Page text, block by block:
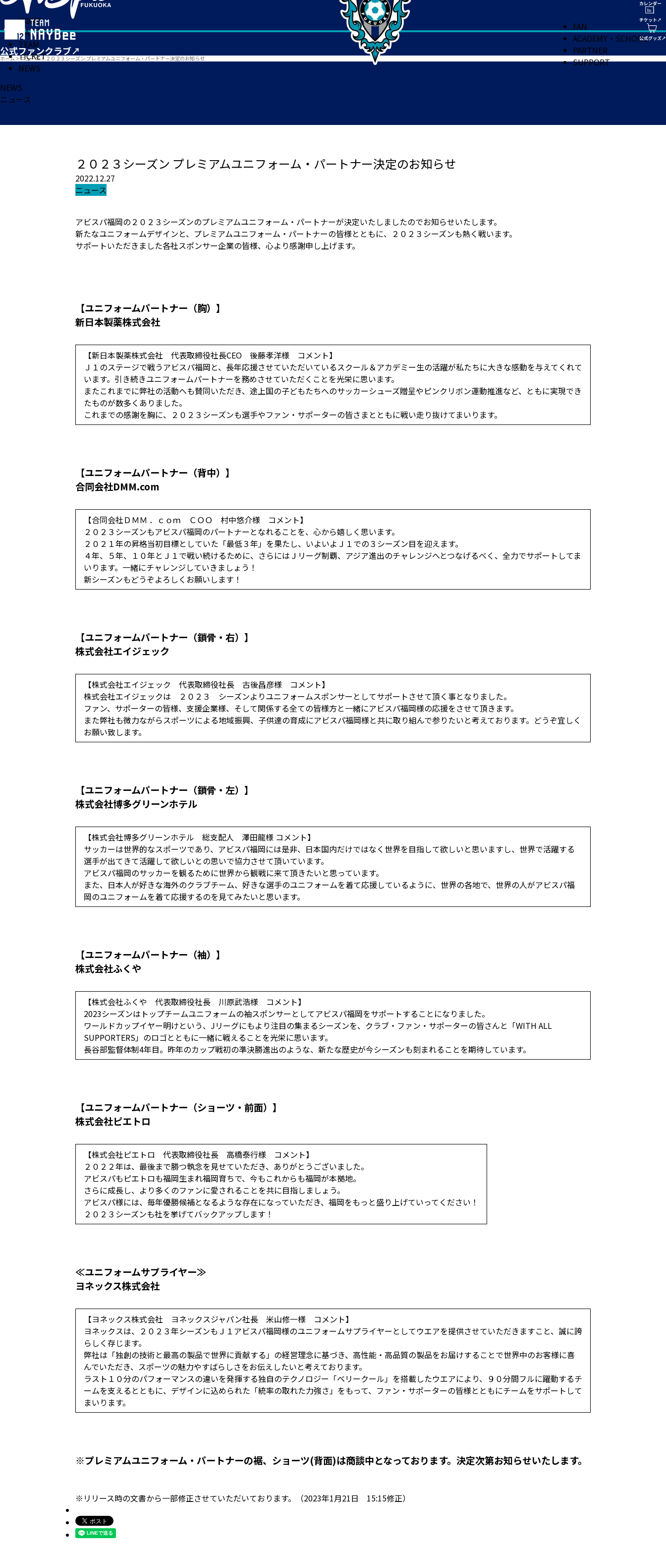
HOME
MATCH
TEAM
TICKET
NEWS
FAN
ACADEMY・SCHOOL
PARTNER
SUPPORT
ホーム > ニュース> ２０２３シーズン プレミアムユニフォーム・パートナー決定のお知らせ
NEWS
ニュース
２０２３シーズン プレミアムユニフォーム・パートナー決定のお知らせ
2022.12.27
ニュース
アビスパ福岡の２０２３シーズンのプレミアムユニフォーム・パートナーが決定いたしましたのでお知らせいたします。
新たなユニフォームデザインと、プレミアムユニフォーム・パートナーの皆様とともに、２０２３シーズンも熱く戦います。
サポートいただきました各社スポンサー企業の皆様、心より感謝申し上げます。
【ユニフォームパートナー（胸）】
新日本製薬株式会社
【新日本製薬株式会社 代表取締役社長CEO 後藤孝洋様 コメント】
Ｊ１のステージで戦うアビスパ福岡と、長年応援させていただいているスクール＆アカデミー生の活躍が私たちに大きな感動を与えてくれて
います。引き続きユニフォームパートナーを務めさせていただくことを光栄に思います。
またこれまでに弊社の活動へも賛同いただき、途上国の子どもたちへのサッカーシューズ贈呈やピンクリボン運動推進など、ともに実現でき
たものが数多くありました。
これまでの感謝を胸に、２０２３シーズンも選手やファン・サポーターの皆さまとともに戦い走り抜けてまいります。
【ユニフォームパートナー（背中）】
合同会社DMM.com
【合同会社ＤＭＭ ．ｃｏｍ ＣＯＯ 村中悠介様 コメント】
２０２３シーズンもアビスパ福岡のパートナーとなれることを、心から嬉しく思います。
２０２１年の昇格当初目標としていた「最低３年」を果たし、いよいよＪ１での３シーズン目を迎えます。
４年、５年、１０年とＪ１で戦い続けるために、さらにはＪリーグ制覇、アジア進出のチャレンジへとつなげるべく、全力でサポートしてま
いります。一緒にチャレンジしていきましょう！
新シーズンもどうぞよろしくお願いします！
【ユニフォームパートナー（鎖骨・右）】
株式会社エイジェック
【株式会社エイジェック 代表取締役社長 古後昌彦様 コメント】
株式会社エイジェックは ２０２３ シーズンよりユニフォームスポンサーとしてサポートさせて頂く事となりました。
ファン、サポーターの皆様、支援企業様、そして関係する全ての皆様方と一緒にアビスパ福岡様の応援をさせて頂きます。
また弊社も微力ながらスポーツによる地域振興、子供達の育成にアビスパ福岡様と共に取り組んで参りたいと考えております。どうぞ宜しく
お願い致します。
【ユニフォームパートナー（鎖骨・左）】
株式会社博多グリーンホテル
【株式会社博多グリーンホテル 総支配人 澤田龍様 コメント】
サッカーは世界的なスポーツであり、アビスパ福岡には是非、日本国内だけではなく世界を目指して欲しいと思いますし、世界で活躍する
選手が出てきて活躍して欲しいとの思いで協力させて頂いています。
アビスパ福岡のサッカーを観るために世界から観戦に来て頂きたいと思っています。
また、日本人が好きな海外のクラブチーム、好きな選手のユニフォームを着て応援しているように、世界の各地で、世界の人がアビスパ福
岡のユニフォームを着て応援するのを見てみたいと思います。
【ユニフォームパートナー（袖）】
株式会社ふくや
【株式会社ふくや 代表取締役社長 川原武浩様 コメント】
2023シーズンはトップチームユニフォームの袖スポンサーとしてアビスパ福岡をサポートすることになりました。
ワールドカップイヤー明けという、Jリーグにもより注目の集まるシーズンを、クラブ・ファン・サポーターの皆さんと「WITH ALL
SUPPORTERS」のロゴとともに一緒に戦えることを光栄に思います。
長谷部監督体制4年目。昨年のカップ戦初の準決勝進出のような、新たな歴史が今シーズンも刻まれることを期待しています。
【ユニフォームパートナー（ショーツ・前面）】
株式会社ピエトロ
【株式会社ピエトロ 代表取締役社長 高橋泰行様 コメント】
２０２２年は、最後まで勝つ執念を見せていただき、ありがとうございました。
アビスパもピエトロも福岡生まれ福岡育ちで、今もこれからも福岡が本拠地。
さらに成長し、より多くのファンに愛されることを共に目指しましょう。
アビスパ様には、毎年優勝候補となるような存在になっていただき、福岡をもっと盛り上げていってください！
２０２３シーズンも社を挙げてバックアップします！
≪ユニフォームサプライヤー≫
ヨネックス株式会社
【ヨネックス株式会社 ヨネックスジャパン社長 米山修一様 コメント】
ヨネックスは、２０２３年シーズンもＪ１アビスパ福岡様のユニフォームサプライヤーとしてウエアを提供させていただきますこと、誠に誇
らしく存じます。
弊社は「独創の技術と最高の製品で世界に貢献する」の経営理念に基づき、高性能・高品質の製品をお届けすることで世界中のお客様に喜
んでいただき、スポーツの魅力やすばらしさをお伝えしたいと考えております。
ラスト１０分のパフォーマンスの違いを発揮する独自のテクノロジー「ベリークール」を搭載したウエアにより、９０分間フルに躍動するチ
ームを支えるとともに、デザインに込められた「統率の取れた力強さ」をもって、ファン・サポーターの皆様とともにチームをサポートして
まいります。
※プレミアムユニフォーム・パートナーの裾、ショーツ(背面)は商談中となっております。決定次第お知らせいたします。
※リリース時の文書から一部修正させていただいております。（2023年1月21日 15:15修正）